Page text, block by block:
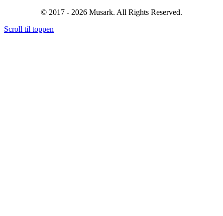
© 2017 - 2026 Musark. All Rights Reserved.
Scroll til toppen